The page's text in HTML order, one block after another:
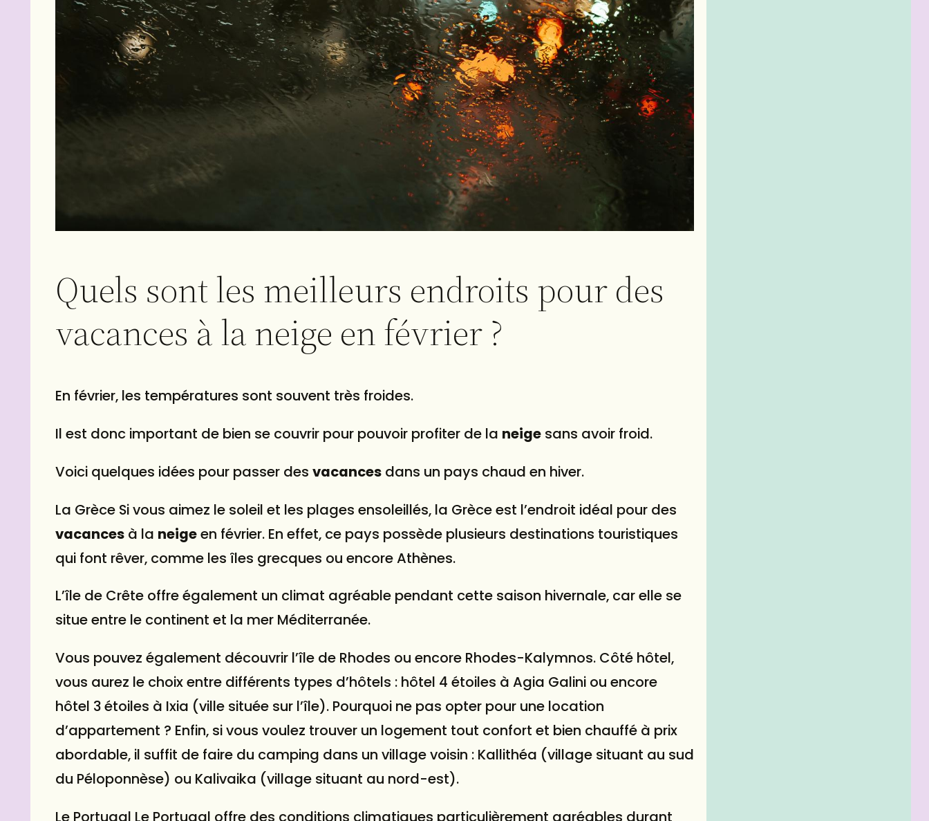
Quels sont les meilleurs endroits pour des
vacances à la neige en février ?
En février, les températures sont souvent très froides.
Il est donc important de bien se couvrir pour pouvoir profiter de la neige sans avoir froid.
Voici quelques idées pour passer des vacances dans un pays chaud en hiver.
La Grèce Si vous aimez le soleil et les plages ensoleillés, la Grèce est l’endroit idéal pour des
vacances à la neigeen février. En effet, ce pays possède plusieurs destinations touristiques
qui font rêver, comme les îles grecques ou encore Athènes.
L’île de Crête offre également un climat agréable pendant cette saison hivernale, car elle se
situe entre le continent et la mer Méditerranée.
Vous pouvez également découvrir l’île de Rhodes ou encore Rhodes-Kalymnos. Côté hôtel,
vous aurez le choix entre différents types d’hôtels : hôtel 4 étoiles à Agia Galini ou encore
hôtel 3 étoiles à Ixia (ville située sur l’île). Pourquoi ne pas opter pour une location
d’appartement ? Enfin, si vous voulez trouver un logement tout confort et bien chauffé à prix
abordable, il suffit de faire du camping dans un village voisin : Kallithéa (village situant au sud
du Péloponnèse) ou Kalivaika (village situant au nord-est).
Le Portugal Le Portugal offre des conditions climatiques particulièrement agréables durant